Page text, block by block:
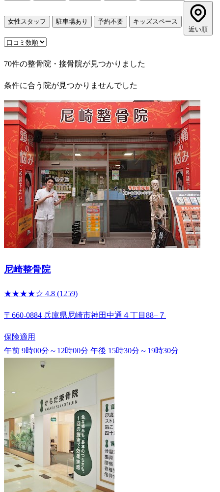
女性スタッフ 駐車場あり 予約不要
キッズスペース
近い順
70件の整骨院・接骨院が見つかりました
条件に合う院が見つかりませんでした
尼崎整骨院
★★★★☆ 4.8 (1259)
〒660-0884 兵庫県尼崎市神田中通４丁目88−７
保険適用
午前 9時00分～12時00分 午後 15時30分～19時30分